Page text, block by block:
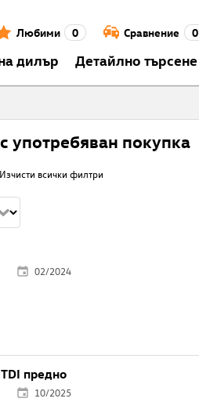
Любими 0 Сравнение 0
дилър Детайлно търсене
покупка
Изчисти всички филтри
02/2024
предно
10/2025